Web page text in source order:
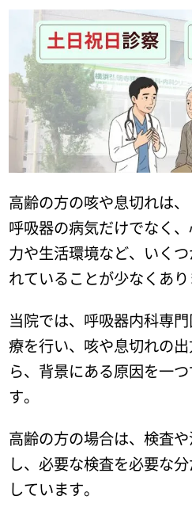
高齢の方の咳や息切れは、
呼吸器の病気だけでなく
力や生活環境など、いく
れていることが少なくあり
当院では、呼吸器内科専
療を行い、咳や息切れの
ら、背景にある原因を一
す。
高齢の方の場合は、検査
し、必要な検査を必要な
しています。